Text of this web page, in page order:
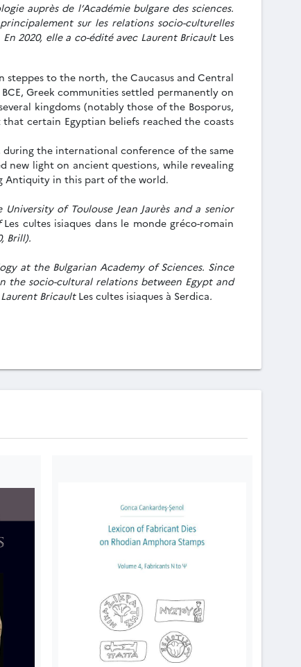
auprès de l’Académie bulgare des sciences.
sur les relations socio-culturelles
En 2020, elle a co-édité avec Laurent Bricault Les
steppes to the north, the Caucasus and Central
Greek communities settled permanently on
kingdoms (notably those of the Bosporus,
certain Egyptian beliefs reached the coasts
during the international conference of the same
new light on ancient questions, while revealing
Antiquity in this part of the world.
of Toulouse Jean Jaurès and a senior
Les cultes isiaques dans le monde gréco-romain
Brill).
at the Bulgarian Academy of Sciences. Since
the socio-cultural relations between Egypt and
Bricault Les cultes isiaques à Serdica.